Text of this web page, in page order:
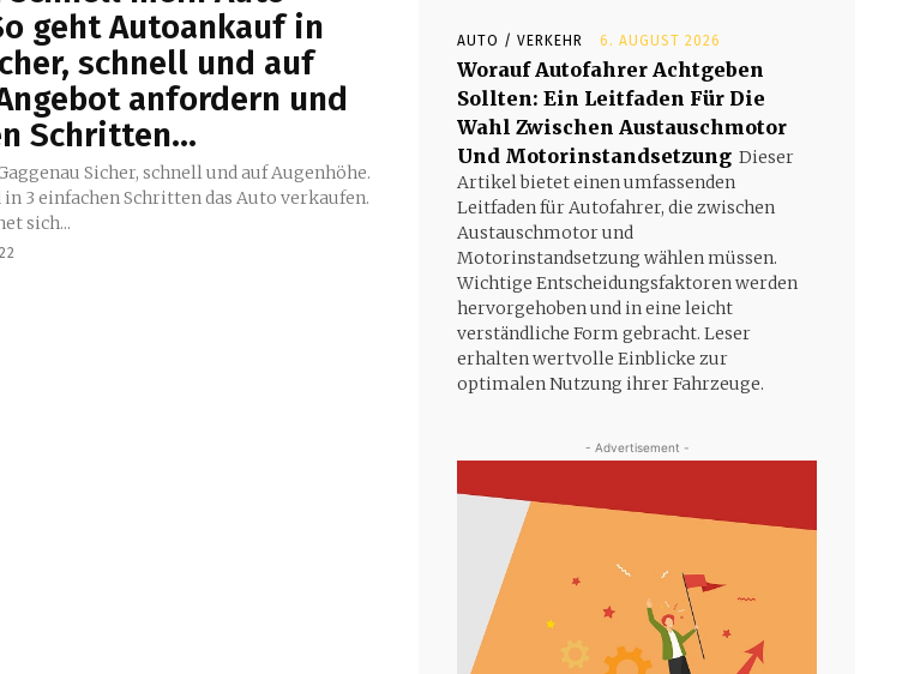
geht Autoankauf in
schnell und auf
anfordern und
Schritten...
Sicher, schnell und auf Augenhöhe.
3 einfachen Schritten das Auto verkaufen.
sich...
AUTO / VERKEHR 6. AUGUST 2026
Worauf Autofahrer Achtgeben
Sollten: Ein Leitfaden Für Die
Wahl Zwischen Austauschmotor
Und Motorinstandsetzung Dieser
Artikel bietet einen umfassenden
Leitfaden für Autofahrer, die zwischen
Austauschmotor und
Motorinstandsetzung wählen müssen.
Wichtige Entscheidungsfaktoren werden
hervorgehoben und in eine leicht
verständliche Form gebracht. Leser
erhalten wertvolle Einblicke zur
optimalen Nutzung ihrer Fahrzeuge.
- Advertisement -